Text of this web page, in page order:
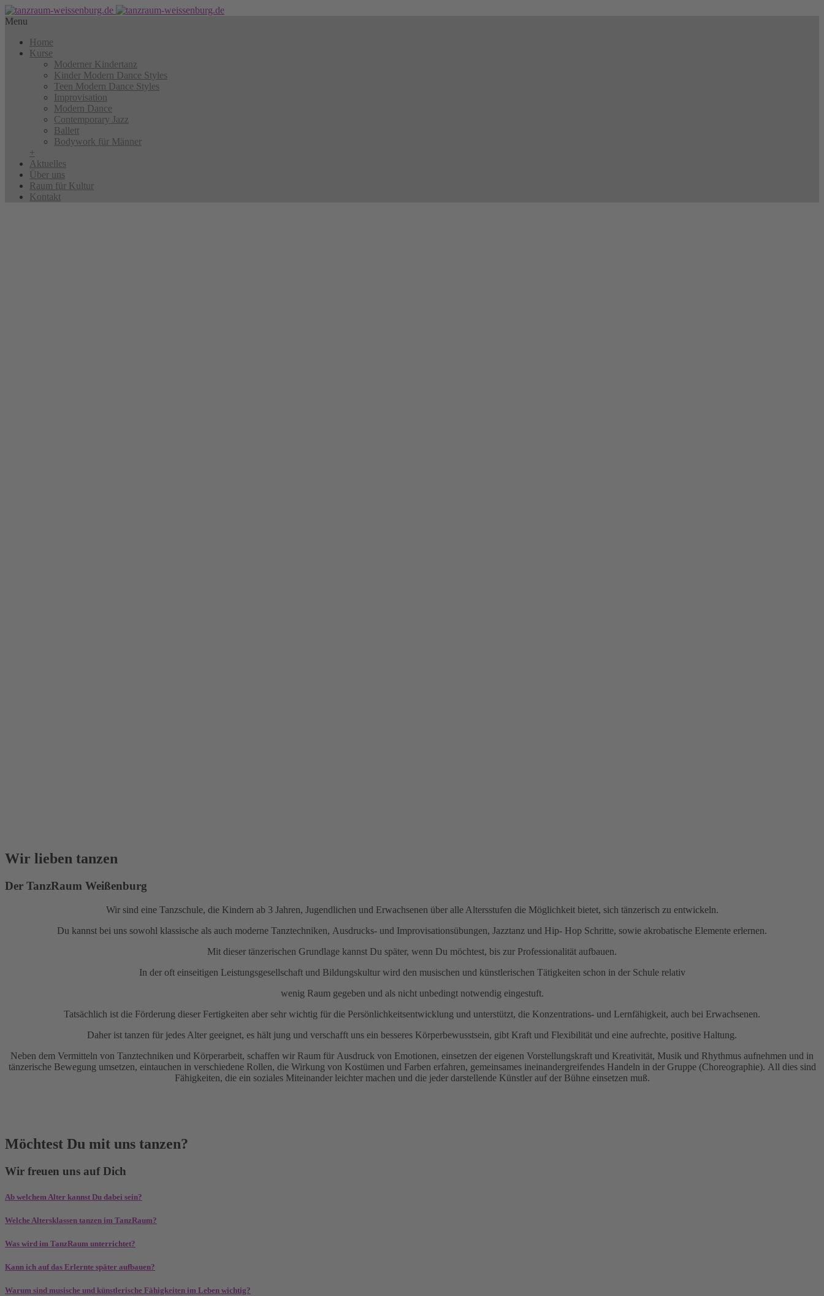
Menu
Home
Kurse
Moderner Kindertanz
Kinder Modern Dance Styles
Teen Modern Dance Styles
Improvisation
Modern Dance
Contemporary Jazz
Ballett
Bodywork für Männer
+
Aktuelles
Über uns
Raum für Kultur
Kontakt
Wir lieben tanzen
Der TanzRaum Weißenburg
Wir sind eine Tanzschule, die Kindern ab 3 Jahren, Jugendlichen und Erwachsenen über alle Altersstufen die Möglichkeit bietet, sich tänzerisch zu entwickeln.
Du kannst bei uns sowohl klassische als auch moderne Tanztechniken, Ausdrucks- und Improvisationsübungen, Jazztanz und Hip- Hop Schritte, sowie akrobatische Elemente erlernen.
Mit dieser tänzerischen Grundlage kannst Du später, wenn Du möchtest, bis zur Professionalität aufbauen.
In der oft einseitigen Leistungsgesellschaft und Bildungskultur wird den musischen und künstlerischen Tätigkeiten schon in der Schule relativ
wenig Raum gegeben und als nicht unbedingt notwendig eingestuft.
Tatsächlich ist die Förderung dieser Fertigkeiten aber sehr wichtig für die Persönlichkeitsentwicklung und unterstützt, die Konzentrations- und Lernfähigkeit, auch bei Erwachsenen.
Daher ist tanzen für jedes Alter geeignet, es hält jung und verschafft uns ein besseres Körperbewusstsein, gibt Kraft und Flexibilität und eine aufrechte, positive Haltung.
Neben dem Vermitteln von Tanztechniken und Körperarbeit, schaffen wir Raum für Ausdruck von Emotionen, einsetzen der eigenen Vorstellungskraft und Kreativität, Musik und Rhythmus aufnehmen und in
tänzerische Bewegung umsetzen, eintauchen in verschiedene Rollen, die Wirkung von Kostümen und Farben erfahren, gemeinsames ineinandergreifendes Handeln in der Gruppe (Choreographie). All dies sind
Fähigkeiten, die ein soziales Miteinander leichter machen und die jeder darstellende Künstler auf der Bühne einsetzen muß.
Möchtest Du mit uns tanzen?
Wir freuen uns auf Dich
Ab welchem Alter kannst Du dabei sein?
Welche Altersklassen tanzen im TanzRaum?
Was wird im TanzRaum unterrichtet?
Kann ich auf das Erlernte später aufbauen?
Warum sind musische und künstlerische Fähigkeiten im Leben wichtig?